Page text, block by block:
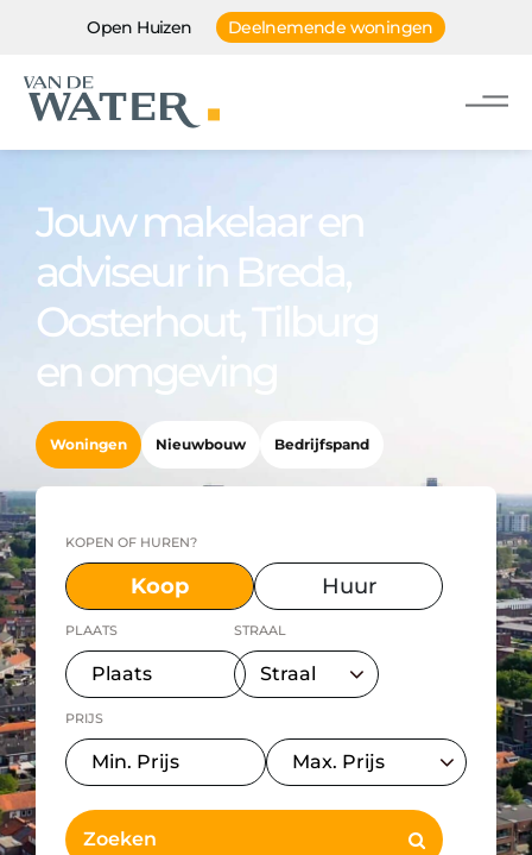
Open Huizen Deelnemende woningen
Jouw makelaar en
adviseur in Breda,
Oosterhout, Tilburg
en omgeving
Woningen Nieuwbouw Bedrijfspand
KOPEN OF HUREN?
Koop Huur
PLAATS STRAAL
PRIJS